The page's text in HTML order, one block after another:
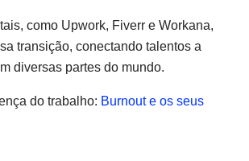
como Upwork, Fiverr e Workana,
transição, conectando talentos a
diversas partes do mundo.
do trabalho: Burnout e os seus